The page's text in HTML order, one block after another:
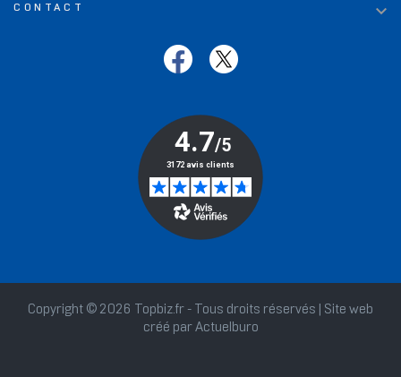
CONTACT 
Copyright © 2026 Topbiz.fr - Tous droits réservés | Site web
créé par Actuelburo